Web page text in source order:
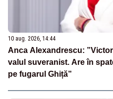
10 aug. 2026, 14:44
Anca Alexandrescu:
valul suveranist. Are în
pe fugarul Ghiță”